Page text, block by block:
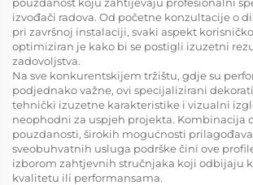
izvođači radova. Od početne konzultacije o
pri završnoj instalaciji, svaki aspekt
optimiziran je kako bi se postigli izuzetni
zadovoljstva.
Na sve konkurentskijem tržištu, gdje su
podjednako važne, ovi specijalizirani
tehnički izuzetne karakteristike i vizualni
neophodni za uspjeh projekta. Kombinacija
pouzdanosti, širokih mogućnosti
sveobuhvatnih usluga podrške čini ove
izborom zahtjevnih stručnjaka koji odbijaju
kvalitetu ili performansama.